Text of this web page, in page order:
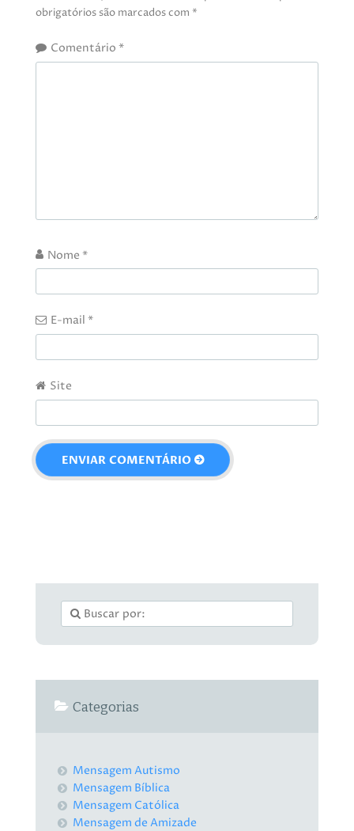
obrigatórios são marcados com *
Comentário *
Nome *
E-mail *
Site
Categorias
Mensagem Autismo
Mensagem Bíblica
Mensagem Católica
Mensagem de Amizade